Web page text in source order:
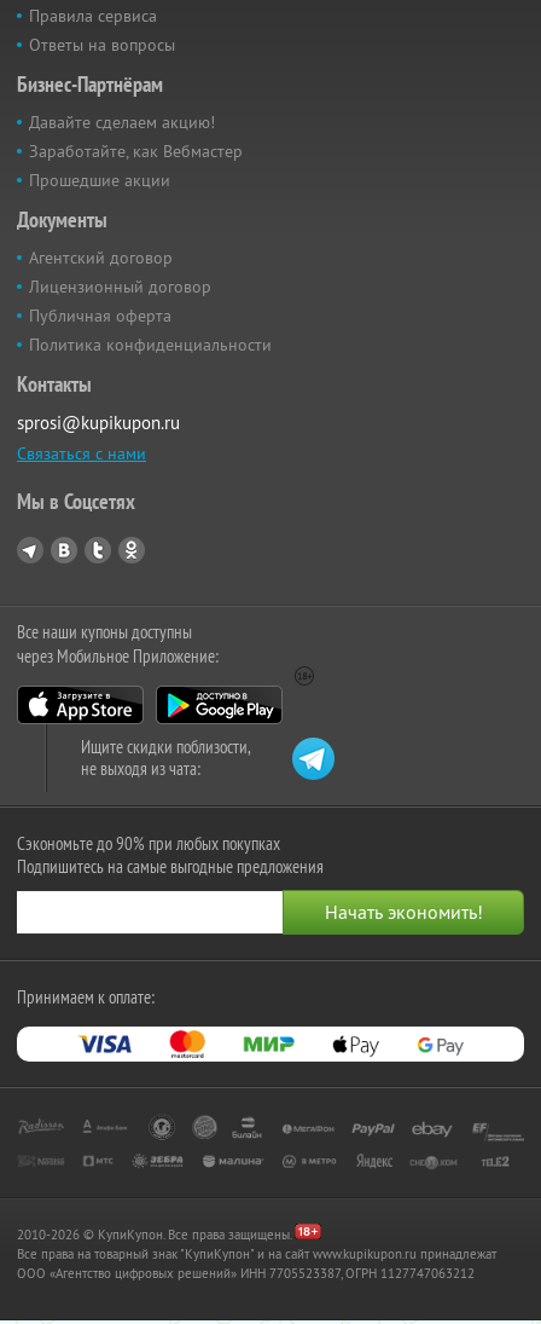
Правила сервиса
Ответы на вопросы
Бизнес-Партнёрам
Давайте сделаем акцию!
Заработайте, как Вебмастер
Прошедшие акции
Документы
Агентский договор
Лицензионный договор
Публичная оферта
Политика конфиденциальности
Контакты
sprosi@kupikupon.ru
Связаться с нами
Мы в Соцсетях
Все наши купоны доступны
через Мобильное Приложение:
Ищите скидки поблизости,
не выходя из чата:
Сэкономьте до 90% при любых покупках
Подпишитесь на самые выгодные предложения
Принимаем к оплате:
2010-2026 © КупиКупон. Все права защищены.
Все права на товарный знак "КупиКупон" и на сайт www.kupikupon.ru принадлежат
OOO «Агентство цифровых решений» ИНН 7705523387, ОГРН 1127747063212